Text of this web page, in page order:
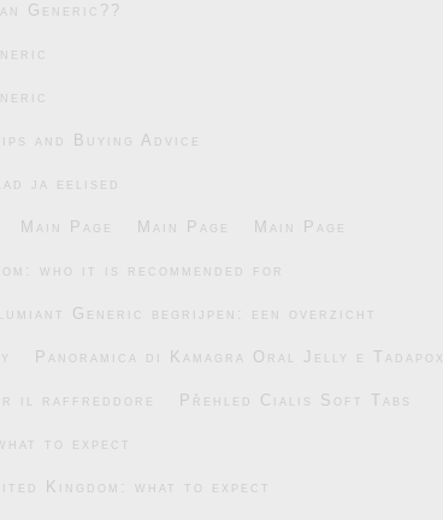
Generic??
and Buying Advice
ja eelised
Main Page Main Page Main Page
who it is recommended for
Generic begrijpen: een overzicht
Panoramica di Kamagra Oral Jelly e Tadapox
il raffreddore Přehled Cialis Soft Tabs
to expect
Kingdom: what to expect